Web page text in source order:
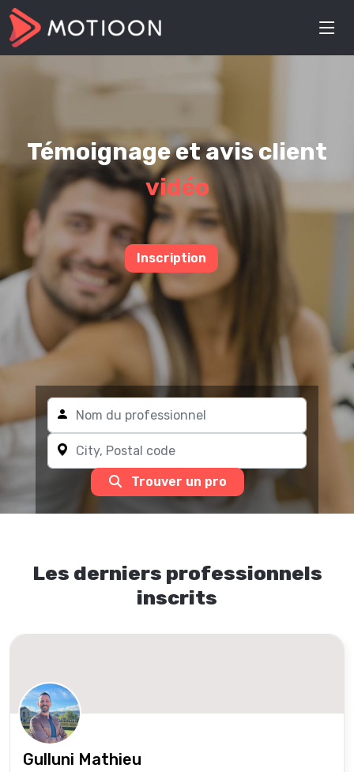
Témoignage et avis client
vidéo
Inscription
Trouver un pro
Les derniers professionnels
inscrits
Gulluni Mathieu